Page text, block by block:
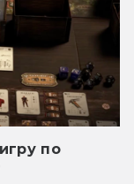
по